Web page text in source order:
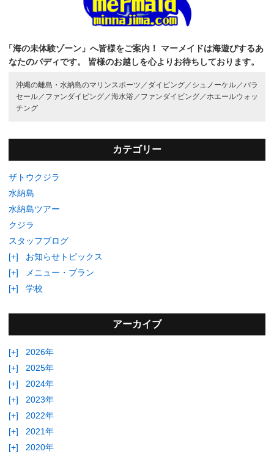
「海の未体験ゾーン」へ皆様をご案内！
マーメイドは海遊びするあ
なたのバディです。
皆様のお越しを心よりお待ちしております。
沖縄の離島・水納島のマリンスポーツ／ ダイビング／ シュノーケル／パラ
セール／ ファンダイビング／海水浴／ ファンダイビング／ホエールウォッ
チング
カテゴリー
ザトウクジラ
水納島
水納島ツアー
クジラ
スタッフブログ
[+]
お知らせトピックス
[+]
メニュー・プラン
[+]
学校
アーカイブ
[+]
2026年
[+]
2025年
[+]
2024年
[+]
2023年
[+]
2022年
[+]
2021年
[+]
2020年